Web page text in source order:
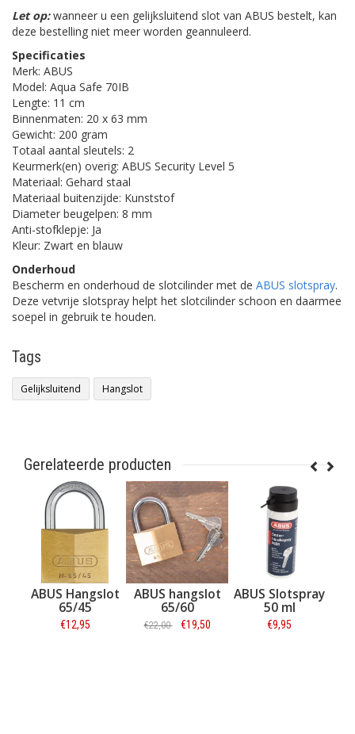
Let op:wanneer u een gelijksluitend slot van ABUS bestelt, kan
deze bestelling niet meer worden geannuleerd.
Specificaties
Merk: ABUS
Model: Aqua Safe 70IB
Lengte: 11 cm
Binnenmaten: 20 x 63 mm
Gewicht: 200 gram
Totaal aantal sleutels: 2
Keurmerk(en) overig: ABUS Security Level 5
Materiaal: Gehard staal
Materiaal buitenzijde: Kunststof
Diameter beugelpen: 8 mm
Anti-stofklepje: Ja
Kleur: Zwart en blauw
Onderhoud
Bescherm en onderhoud de slotcilinder met de ABUS slotspray.
Deze vetvrije slotspray helpt het slotcilinder schoon en daarmee
soepel in gebruik te houden.
Tags
Gelijksluitend Hangslot
Gerelateerde producten
ABUS hangslot
65/60
€22,00
ABUS Slotspray
50 ml
€9,95
ABUS
Cijferhangslot
Safe Code 78/50
€11,95